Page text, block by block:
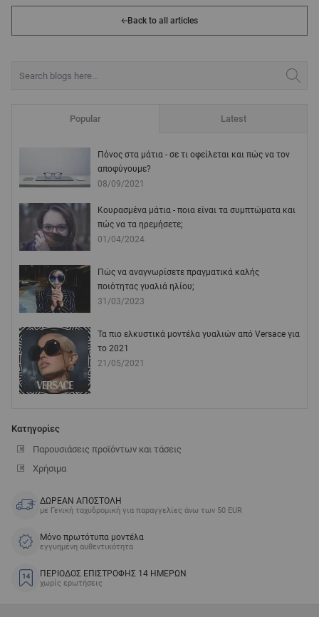
Popular
Πόνος στα μάτια - σε τι οφείλεται και πώς να τον
αποφύγουμε?
08/09/2021
Κουρασμένα μάτια - ποια είναι τα συμπτώματα και
πώς να τα ηρεμήσετε;
01/04/2024
Πώς να αναγνωρίσετε πραγματικά καλής
ποιότητας γυαλιά ηλίου;
31/03/2023
Τα πιο ελκυστικά μοντέλα γυαλιών από Versace για
το 2021
21/05/2021
Latest
Kατηγορίες
Παρουσιάσεις προϊόντων και τάσεις
Χρήσιμα
Back to all articles
ΔΩΡΕΑΝ ΑΠΟΣΤΟΛΗ
με Γενική ταχυδρομική για παραγγελίες άνω των 50 EUR
Μόνο πρωτότυπα μοντέλα
εγγυημένη αυθεντικότητα
ΠΕΡΙΟΔΟΣ ΕΠΙΣΤΡΟΦΗΣ 14 ΗΜΕΡΩΝ
χωρίς ερωτήσεις